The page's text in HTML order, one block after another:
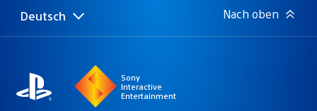
Select
a
Aktuelle
Region:
Deutsch Nach oben
Sony
Interactive
Entertainment